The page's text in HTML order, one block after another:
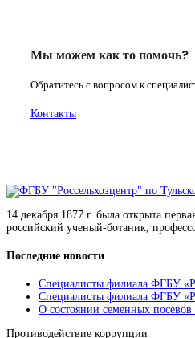
Мы можем как то помочь?
Обратитесь с вопросом к
Контакты
14 декабря 1877 г. была открыта
российский ученый-ботаник,
Последние новости
Специалисты филиала ФГБУ
Специалисты филиала ФГБУ
О состоянии семенных посевов
Противодействие коррупции